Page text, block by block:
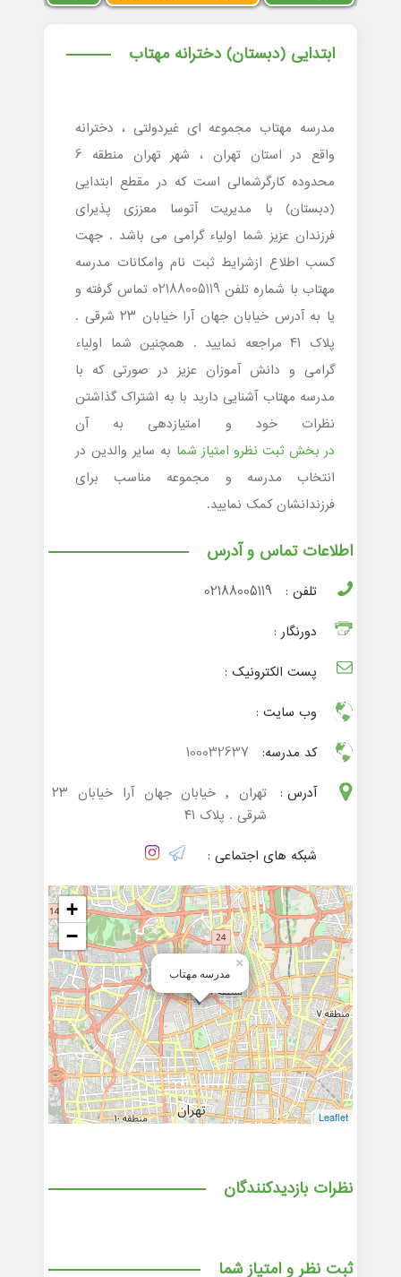
ابتدایی (دبستان) دخترانه مهتاب
مدرسه مهتاب مجموعه ای غیردولتی ، دخترانه
واقع در استان تهران ، شهر تهران منطقه 6
محدوده کارگرشمالی است که در مقطع ابتدایی
(دبستان) با مدیریت آتوسا معززی پذیرای
فرزندان عزیز شما اولیاء گرامی می باشد . جهت
کسب اطلاع ازشرایط ثبت نام وامکانات مدرسه
مهتاب با شماره تلفن 02188005119 تماس گرفته و
یا به آدرس خیابان جهان آرا خیابان ۲۳ شرقی .
پلاک ۴۱ مراجعه نمایید . همچنین شما اولیاء
گرامی و دانش آموزان عزیز در صورتی که با
مدرسه مهتاب آشنایی دارید با به اشتراک گذاشتن
نظرات خود و امتیازدهی به آن
در بخش ثبت نظرو امتیاز شما به سایر والدین در
انتخاب مدرسه و مجموعه مناسب برای
فرزندانشان کمک نمایید.
اطلاعات تماس و آدرس
تلفن :
02188005119
دورنگار :
پست الکترونیک :
وب سایت :
کد مدرسه:
100032637
آدرس :
تهران , خیابان جهان آرا خیابان ۲۳
شرقی . پلاک ۴۱
شبکه های اجتماعی :
مدرسه مهتاب
×
+
−
Leaflet
نظرات بازدیدکنندگان
ثبت نظر و امتیاز شما